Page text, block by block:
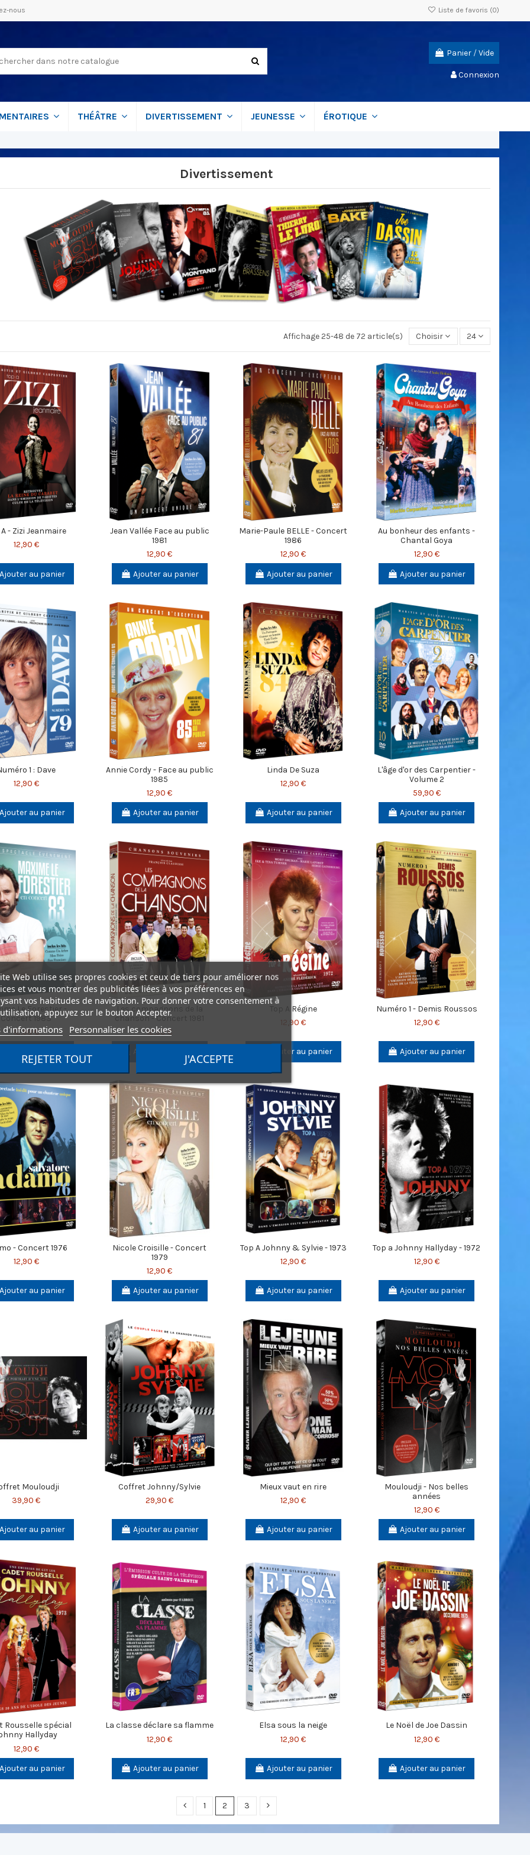
nous Liste de favoris (0)
Panier /Vide
Connexion
THÉÂTRE DIVERTISSEMENT JEUNESSE ÉROTIQUE
Divertissement
Affichage 25-48 de 72 article(s) Choisir 24
A - Zizi Jeanmaire
12,90 €
Ajouter au panier
Jean Vallée Face au public
1981
12,90 €
Ajouter au panier
Marie-Paule BELLE - Concert
1986
12,90 €
Ajouter au panier
Au bonheur des enfants -
Chantal Goya
12,90 €
Ajouter au panier
1 : Dave
12,90 €
Ajouter au panier
Annie Cordy - Face au public
1985
12,90 €
Ajouter au panier
Linda De Suza
12,90 €
Ajouter au panier
L'âge d'or des Carpentier -
Volume 2
59,90 €
Ajouter au panier
Le Forestier -
Concert 1983
12,90 €
Les compagnons de la
chanson - Concert 1981
12,90 €
Ajouter au panier
Top A Régine
12,90 €
Ajouter au panier
Numéro 1 - Demis Roussos
12,90 €
Ajouter au panier
- Concert 1976
12,90 €
Ajouter au panier
Nicole Croisille - Concert
1979
12,90 €
Ajouter au panier
Top A Johnny & Sylvie - 1973
12,90 €
Ajouter au panier
Top a Johnny Hallyday - 1972
12,90 €
Ajouter au panier
Mouloudji
39,90 €
Ajouter au panier
Coffret Johnny/Sylvie
29,90 €
Ajouter au panier
Mieux vaut en rire
12,90 €
Ajouter au panier
Mouloudji - Nos belles
années
12,90 €
Ajouter au panier
Rousselle spécial
Hallyday
12,90 €
Ajouter au panier
La classe déclare sa flamme
12,90 €
Ajouter au panier
Elsa sous la neige
12,90 €
Ajouter au panier
Le Noël de Joe Dassin
12,90 €
Ajouter au panier
1 2 3
Web utilise ses propres cookies et ceux de tiers pour améliorer nos
et vous montrer des publicités liées à vos préférences en
vos habitudes de navigation. Pour donner votre consentement à
appuyez sur le bouton Accepter.
d'informations Personnaliser les cookies
REJETER TOUT J'ACCEPTE